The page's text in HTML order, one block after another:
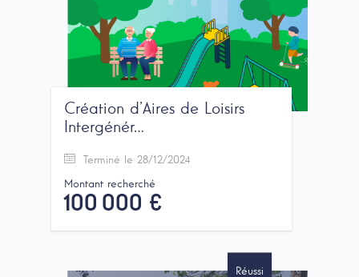
Création d’Aires de Loisirs
Intergénér…
Terminé le 28/12/2024
Montant recherché
100 000 €
Réussi